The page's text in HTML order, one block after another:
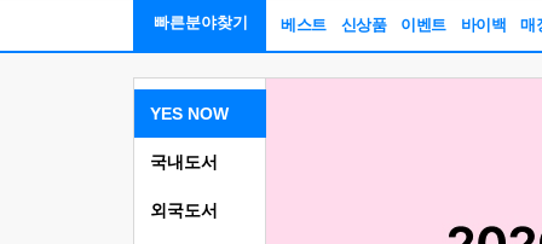
빠른분야찾기 베스트 신상품 이벤트 바이백 매
YES NOW
국내도서
외국도서